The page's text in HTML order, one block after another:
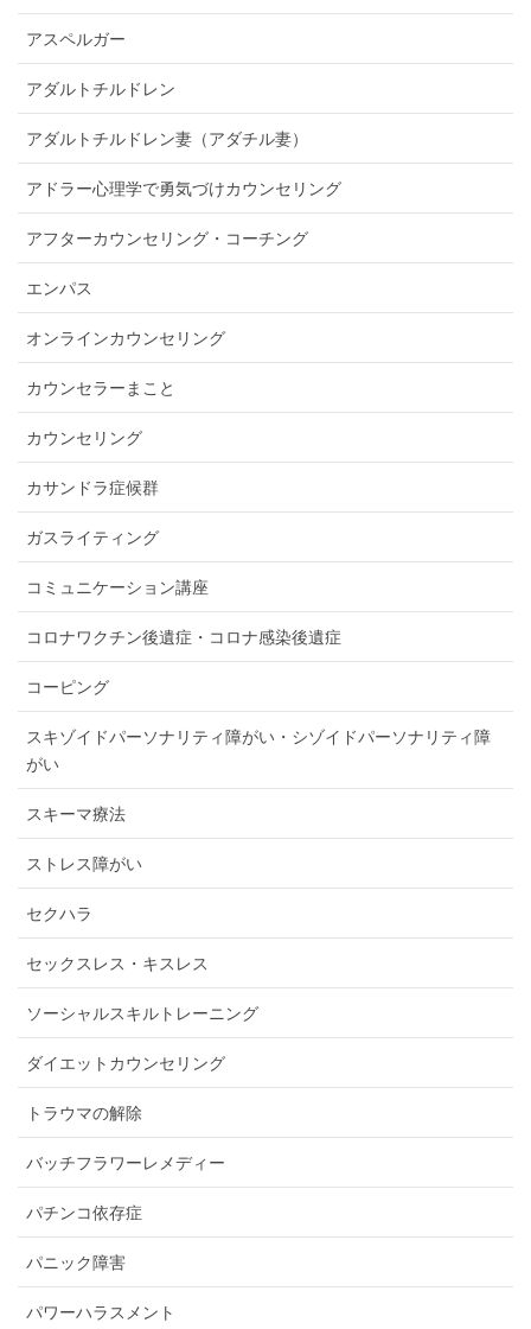
アスペルガー
アダルトチルドレン
アダルトチルドレン妻（アダチル妻）
アドラー心理学で勇気づけカウンセリング
アフターカウンセリング・コーチング
エンパス
オンラインカウンセリング
カウンセラーまこと
カウンセリング
カサンドラ症候群
ガスライティング
コミュニケーション講座
コロナワクチン後遺症・コロナ感染後遺症
コーピング
スキゾイドパーソナリティ障がい・シゾイドパーソナリティ障
がい
スキーマ療法
ストレス障がい
セクハラ
セックスレス・キスレス
ソーシャルスキルトレーニング
ダイエットカウンセリング
トラウマの解除
バッチフラワーレメディー
パチンコ依存症
パニック障害
パワーハラスメント